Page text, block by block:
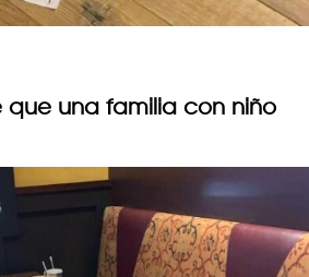
que una familia con niño